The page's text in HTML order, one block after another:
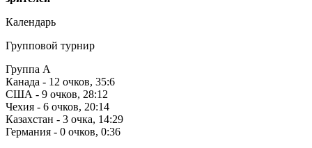
Календарь
Групповой турнир
Группа А
Канада - 12 очков, 35:6
США - 9 очков, 28:12
Чехия - 6 очков, 20:14
Казахстан - 3 очка, 14:29
Германия - 0 очков, 0:36